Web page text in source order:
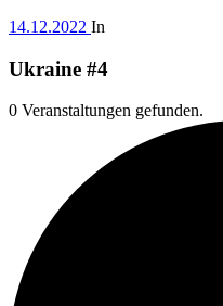
14.12.2022 In
Ukraine #4
0 Veranstaltungen gefunden.